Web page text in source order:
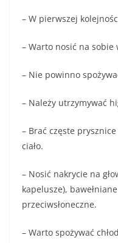
– W pierwszej
– Warto nosić na sobie
– Nie powinno
– Należy utrzymywać
– Brać częste
ciało.
– Nosić nakrycie na
kapelusze),
przeciwsłoneczne.
– Warto spożywać